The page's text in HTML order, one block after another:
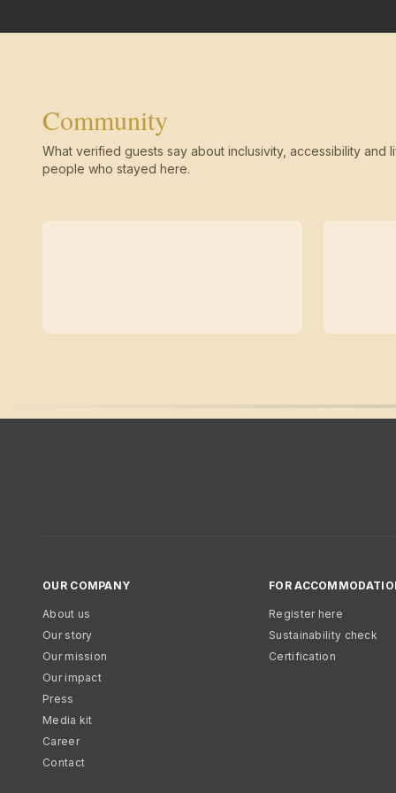
Community
What verified guests say about inclusivity, accessibility and
people who stayed here.
OUR COMPANY
About us
Our story
Our mission
Our impact
Press
Media kit
Career
Contact
FOR
Register here
Sustainability check
Certification